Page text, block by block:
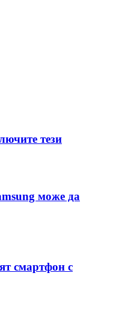
тези
може да
смартфон с